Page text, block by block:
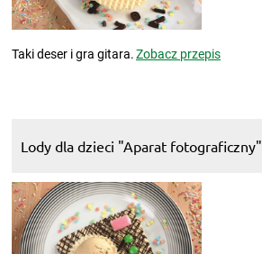
Taki deser i gra gitara.Zobacz przepis
Lody dla dzieci "Aparat fotograficzny"